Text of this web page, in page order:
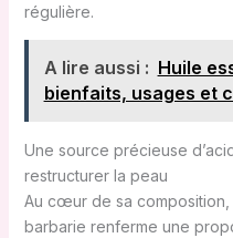
régulière.
A lire aussi : Huile
bienfaits, usages et
Une source précieuse
restructurer la peau
Au cœur de sa
barbarie renferme une